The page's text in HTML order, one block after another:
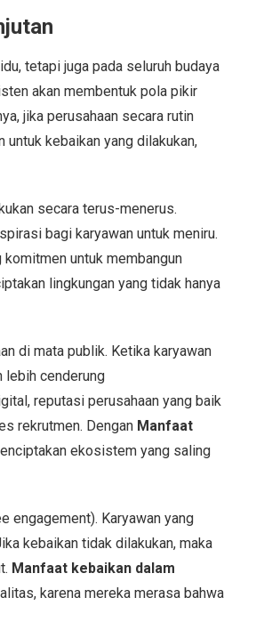
tetapi juga pada seluruh budaya
akan membentuk pola pikir
jika perusahaan secara rutin
untuk kebaikan yang dilakukan,
secara terus-menerus.
bagi karyawan untuk meniru.
untuk membangun
lingkungan yang tidak hanya
di mata publik. Ketika karyawan
lebih cenderung
reputasi perusahaan yang baik
rekrutmen. Dengan Manfaat
ekosistem yang saling
engagement). Karyawan yang
kebaikan tidak dilakukan, maka
Manfaat kebaikan dalam
karena mereka merasa bahwa